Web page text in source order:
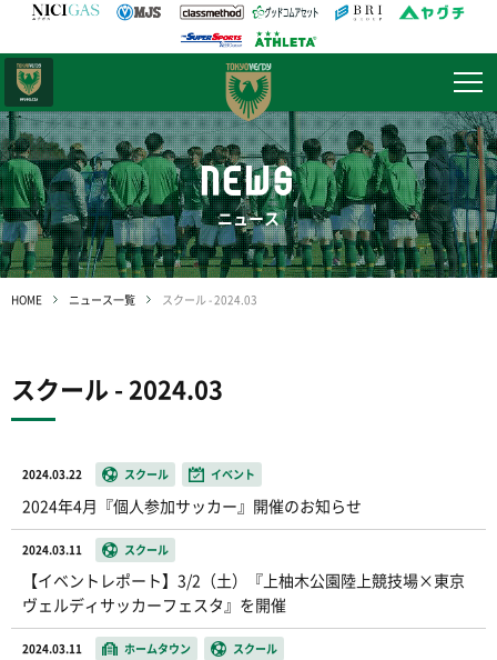
NEWS
ニュース
HOME ニュース一覧 スクール - 2024.03
スクール - 2024.03
2024.03.22 スクール イベント
2024年4月『個人参加サッカー』開催のお知らせ
2024.03.11 スクール
【イベントレポート】3/2（土）『上柚木公園陸上競技場×東京
ヴェルディサッカーフェスタ』を開催
2024.03.11 ホームタウン スクール